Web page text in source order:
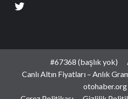
#67368 (başlık yok)
Canlı Altın Fiyatları – Anlık
otohaber.org